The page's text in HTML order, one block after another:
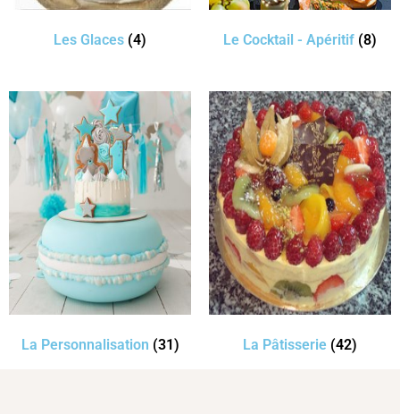
Les Glaces (4) Le Cocktail - Apéritif (8)
La Personnalisation (31) La Pâtisserie (42)